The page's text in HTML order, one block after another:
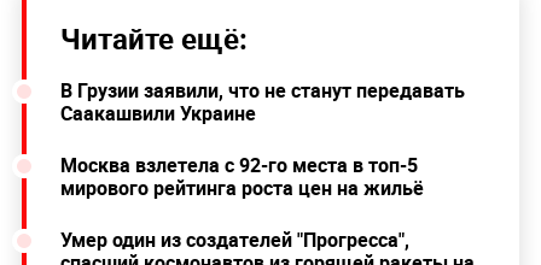
Читайте ещё:
В Грузии заявили, что не станут передавать
Саакашвили Украине
Москва взлетела с 92-го места в топ-5
мирового рейтинга роста цен на жильё
Умер один из создателей "Прогресса",